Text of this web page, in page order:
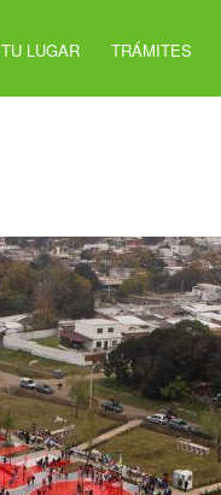
TU LUGAR TRÁMITES